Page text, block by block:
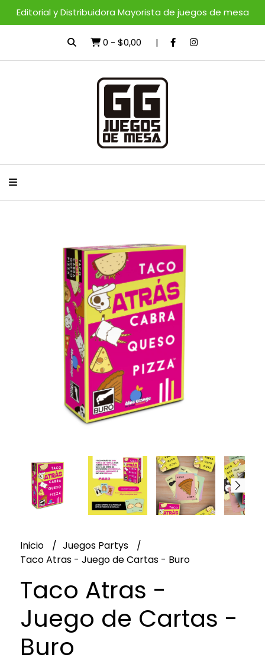
Editorial y Distribuidora Mayorista de juegos de mesa
0 - $0,00
Inicio
Juegos Partys
Taco Atras - Juego de Cartas - Buro
Taco Atras -
Juego de Cartas -
Buro